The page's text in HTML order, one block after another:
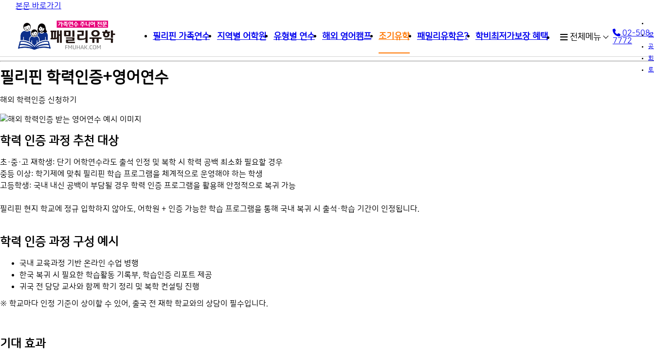
본문 바로가기
필리핀 가족연수 지역별 어학원 유형별 연수 해외 영어캠프 조기유학 패밀리유학은? 학비최저가보장 혜택 전체메뉴
02-508-
7772
필리핀 학력인증+영어연수
해외 학력인증 신청하기
학력 인증 과정 추천 대상
초·중·고 재학생: 단기 어학연수라도 출석 인정 및 복학 시 학력 공백 최소화 필요할 경우
중등 이상: 학기제에 맞춰 필리핀 학습 프로그램을 체계적으로 운영해야 하는 학생
고등학생: 국내 내신 공백이 부담될 경우 학력 인증 프로그램을 활용해 안정적으로 복귀 가능
필리핀 현지 학교에 정규 입학하지 않아도, 어학원 + 인증 가능한 학습 프로그램을 통해 국내 복귀 시 출석·학습 기간이 인정됩니다.
학력 인증 과정 구성 예시
국내 교육과정 기반 온라인 수업 병행
한국 복귀 시 필요한 학습활동 기록부, 학습인증 리포트 제공
귀국 전 담당 교사와 함께 학기 정리 및 복학 컨설팅 진행
※ 학교마다 인정 기준이 상이할 수 있어, 출국 전 재학 학교와의 상담이 필수입니다.
기대 효과